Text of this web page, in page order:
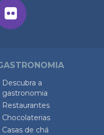
Descubra a
gastronomia
Restaurantes
Chocolaterias
Casas de chá